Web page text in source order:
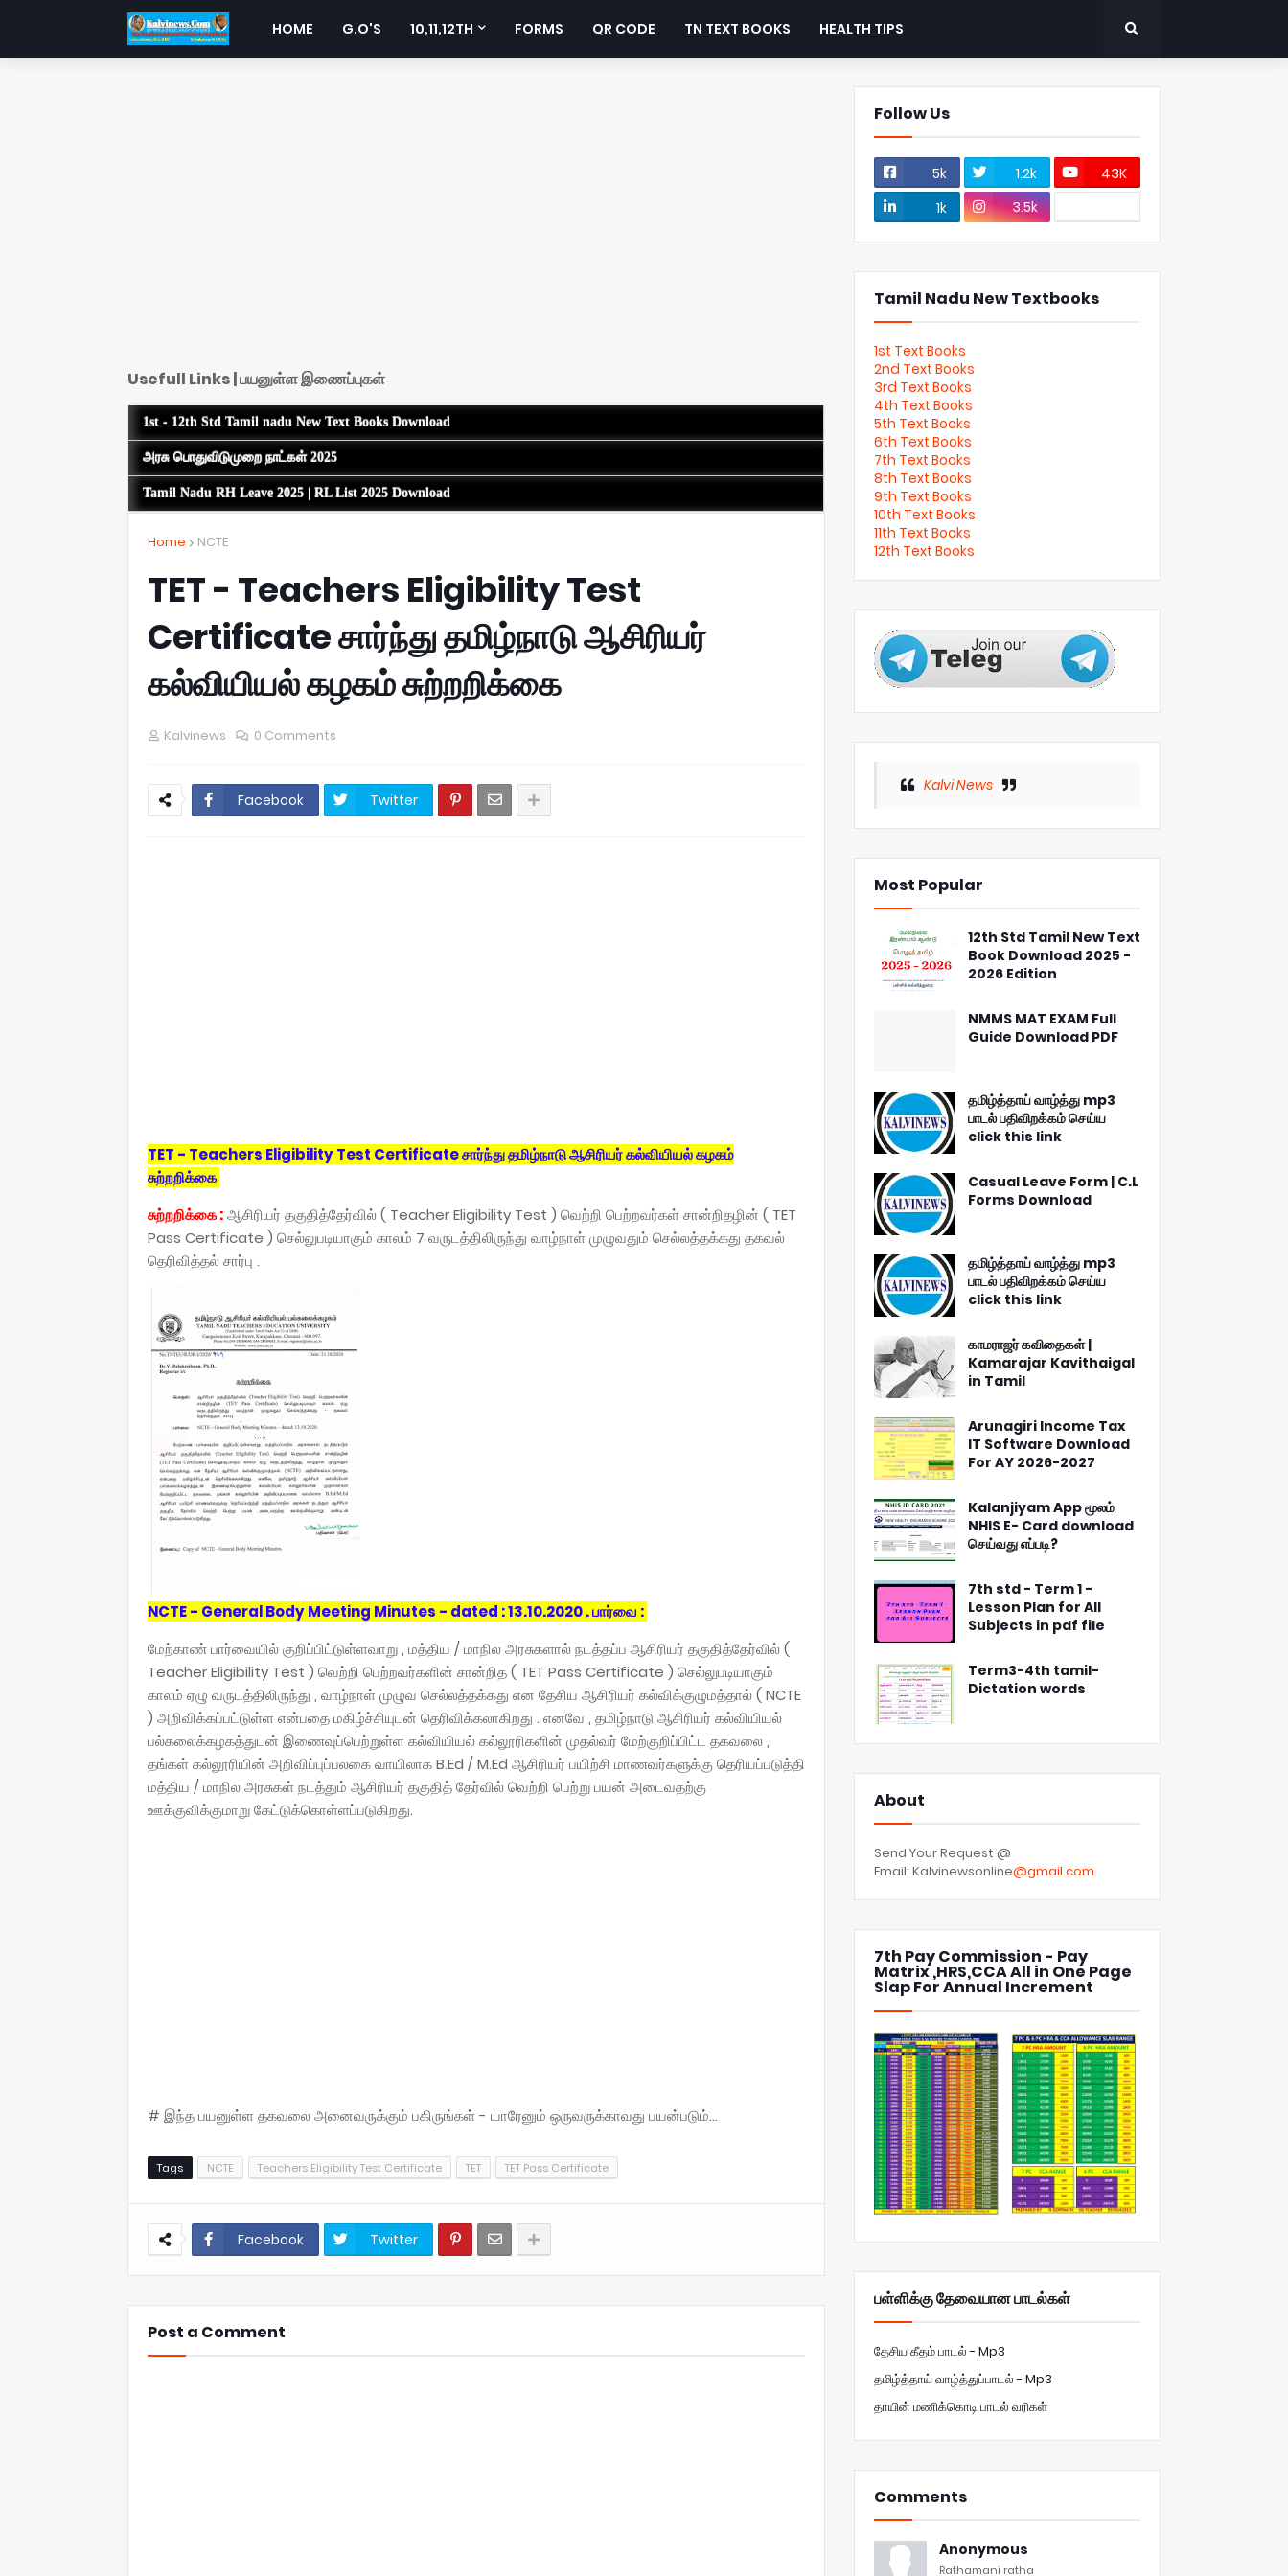
HOME G.O'S 10,11,12TH FORMS QR CODE TN TEXT BOOKS HEALTH TIPS
Usefull Links | பயனுள்ள இணைப்புகள்
1st - 12th Std Tamil nadu New Text Books Download
அரசு பொதுவிடுமுறை நாட்கள் 2025
Tamil Nadu RH Leave 2025 | RL List 2025 Download
Home NCTE
TET - Teachers Eligibility Test
Certificate சார்ந்து தமிழ்நாடு ஆசிரியர்
கல்வியியல் கழகம் சுற்றறிக்கை
Kalvinews 0 Comments
Facebook Twitter
TET - Teachers Eligibility Test Certificate சார்ந்து தமிழ்நாடு ஆசிரியர் கல்வியியல் கழகம்
சுற்றறிக்கை
சுற்றறிக்கை :ஆசிரியர் தகுதித்தேர்வில் ( Teacher Eligibility Test ) வெற்றி பெற்றவர்கள் சான்றிதழின் ( TET
Pass Certificate ) செல்லுபடியாகும் காலம் 7 வருடத்திலிருந்து வாழ்நாள் முழுவதும் செல்லத்தக்கது தகவல்
தெரிவித்தல் சார்பு .
NCTE - General Body Meeting Minutes - dated : 13.10.2020 . பார்வை :
மேற்காண் பார்வையில் குறிப்பிட்டுள்ளவாறு , மத்திய / மாநில அரசுகளால் நடத்தப்ப ஆசிரியர் தகுதித்தேர்வில் (
Teacher Eligibility Test ) வெற்றி பெற்றவர்களின் சான்றித ( TET Pass Certificate ) செல்லுபடியாகும்
காலம் ஏழு வருடத்திலிருந்து , வாழ்நாள் முழுவ செல்லத்தக்கது என தேசிய ஆசிரியர் கல்விக்குழுமத்தால் ( NCTE
) அறிவிக்கப்பட்டுள்ள என்பதை மகிழ்ச்சியுடன் தெரிவிக்கலாகிறது . எனவே , தமிழ்நாடு ஆசிரியர் கல்வியியல்
பல்கலைக்கழகத்துடன் இணைவுப்பெற்றுள்ள கல்வியியல் கல்லூரிகளின் முதல்வர் மேற்குறிப்பிட்ட தகவலை ,
தங்கள் கல்லூரியின் அறிவிப்புப்பலகை வாயிலாக B.Ed / M.Ed ஆசிரியர் பயிற்சி மாணவர்களுக்கு தெரியப்படுத்தி
மத்திய / மாநில அரசுகள் நடத்தும் ஆசிரியர் தகுதித் தேர்வில் வெற்றி பெற்று பயன் அடைவதற்கு
ஊக்குவிக்குமாறு கேட்டுக்கொள்ளப்படுகிறது.
# இந்த பயனுள்ள தகவலை அனைவருக்கும் பகிருங்கள் - யாரேனும் ஒருவருக்காவது பயன்படும்...
Tags NCTE Teachers Eligibility Test Certificate TET TET Pass Certificate
Facebook Twitter
Post a Comment
Follow Us
5k 1.2k
43K
1k
3.5k
Tamil Nadu New Textbooks
1st Text Books
2nd Text Books
3rd Text Books
4th Text Books
5th Text Books
6th Text Books
7th Text Books
8th Text Books
9th Text Books
10th Text Books
11th Text Books
12th Text Books
Kalvi News
Most Popular
12th Std Tamil New Text
Book Download 2025 -
2026 Edition
NMMS MAT EXAM Full
Guide Download PDF
தமிழ்த்தாய் வாழ்த்து mp3
பாடல் பதிவிறக்கம் செய்ய
click this link
Casual Leave Form | C.L
Forms Download
தமிழ்த்தாய் வாழ்த்து mp3
பாடல் பதிவிறக்கம் செய்ய
click this link
காமராஜர் கவிதைகள் |
Kamarajar Kavithaigal
in Tamil
Arunagiri Income Tax
IT Software Download
For AY 2026-2027
Kalanjiyam App மூலம்
NHIS E- Card download
செய்வது எப்படி?
7th std - Term 1 -
Lesson Plan for All
Subjects in pdf file
Term3-4th tamil-
Dictation words
About
Send Your Request @
Email: Kalvinewsonline@gmail.com
7th Pay Commission - Pay
Matrix ,HRS,CCA All in One Page
Slap For Annual Increment
பள்ளிக்கு தேவையான பாடல்கள்
தேசிய கீதம் பாடல் - Mp3
தமிழ்த்தாய் வாழ்த்துப்பாடல் - Mp3
தாயின் மணிக்கொடி பாடல் வரிகள்
Comments
Anonymous
Rathamani ratha